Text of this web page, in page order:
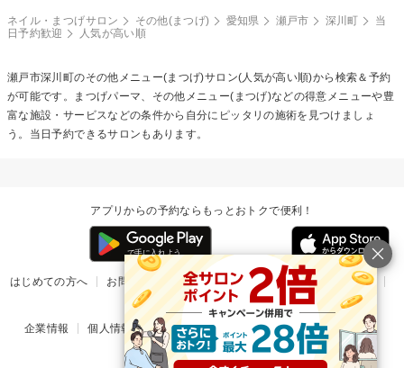
ネイル・まつげサロン その他(まつげ) 愛知県 瀬戸市 深川町
当
日予約歓迎
人気が高い順
瀬戸市深川町のその他メニュー(まつげ)サロン(人気が高い順)から検索＆予約
が可能です。まつげパーマ、その他メニュー(まつげ)などの得意メニューや豊
富な施設・サービスなどの条件から自分にピッタリの施術を見つけましょ
う。当日予約できるサロンもあります。
アプリからの予約ならもっとおトクで便利！
はじめての方へ お問い合わせ ヘルプ リリース情報
利用規約
掲載ご希望のサロン様
企業情報 個人情報保護方針 楽天のサービス一覧 アプリ一覧
© Rakuten Group, Inc.